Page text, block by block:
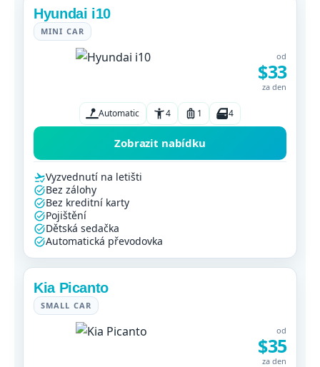
Hyundai i10
MINI CAR
od
$33
za den
Automatic 4 1 4
Zobrazit nabídku
Vyzvednutí na letišti
Bez zálohy
Bez kreditní karty
Pojištění
Dětská sedačka
Automatická převodovka
Kia Picanto
SMALL CAR
od
$35
za den